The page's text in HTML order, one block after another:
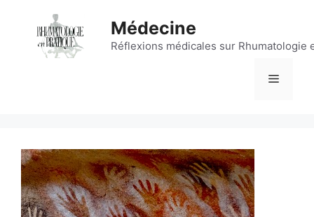
contenu
Médecine
Réflexions médicales sur Rhumatologie
Menu